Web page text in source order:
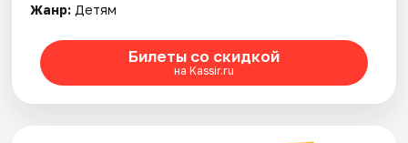
Жанр: Детям
Билеты со скидкой
на Kassir.ru